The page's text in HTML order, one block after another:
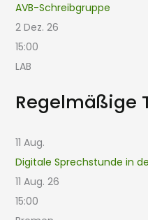
AVB-Schreibgruppe
2 Dez. 26
15:00
LAB
Regelmäßige
11 Aug.
Digitale Sprechstunde in
11 Aug. 26
15:00